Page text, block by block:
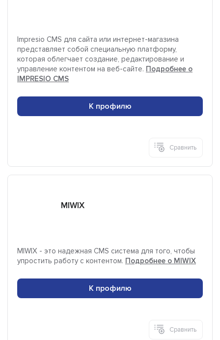
Impresio CMS для сайта или интернет-магазина
представляет собой специальную платформу,
которая облегчает создание, редактирование и
управление контентом на веб-сайте. Подробнее о
IMPRESIO CMS
К профилю
Сравнить
MIWIX
MIWIX - это надежная CMS система для того, чтобы
упростить работу с контентом. Подробнее о MIWIX
К профилю
Сравнить